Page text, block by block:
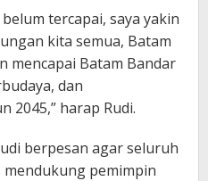
tercapai, saya yakin
kita semua, Batam
mencapai Batam Bandar
dan
2045,” harap Rudi.
berpesan agar seluruh
pemimpin